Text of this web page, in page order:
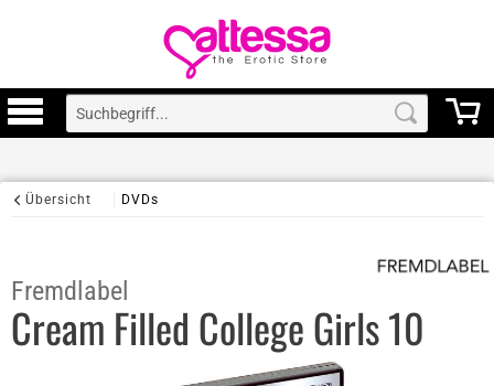
Übersicht DVDs
Fremdlabel
Cream Filled College Girls 10